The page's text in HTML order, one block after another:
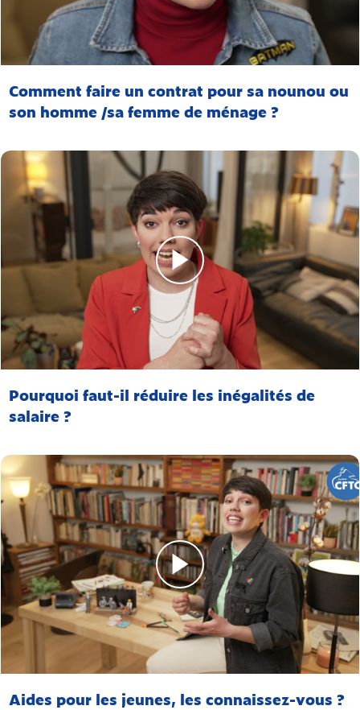
Comment faire un contrat pour sa nounou ou
son homme /sa femme de ménage ?
Pourquoi faut-il réduire les inégalités de
salaire ?
Aides pour les jeunes, les connaissez-vous ?